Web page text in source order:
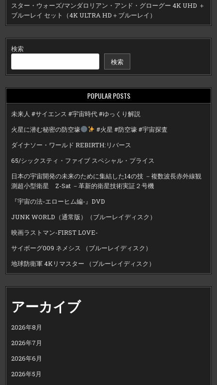
スター・ウォーズ/マンダロリアン・アンド・グローグー 4K UHD ＋
ブルーレイ セット（4K ULTRA HD＋ブルーレイ）
検索
検索
POPULAR POSTS
未来人 #サイエンス #宇宙時代 #ゆっくり解説
火星に潜む秘密の防空壕
#火星 #防空壕 #宇宙探査
ダイナソー・ワールド REBIRTH:リバース
65/シックスティ・ファイブ スペシャル・プライス
日本の宇宙開発の未来のために集結した14の技 －複数波長赤外線観
測超小型衛星 Z-Sat －革新的衛星技術実証２号機
『宇宙の法-エローヒム編-』DVD
JUNK WORLD（通常版）（ブルーレイディスク）
映画ラストマン-FIRST LOVE-
サイボーグ009 ネメシス （ブルーレイディスク）
地球防衛軍 4Kリマスター （ブルーレイディスク）
アーカイブ
2026年8月
2026年7月
2026年6月
2026年5月